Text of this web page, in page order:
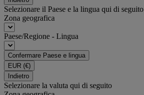
Selezionare il Paese e la lingua qui di seguito
Zona geografica
Paese/Regione - Lingua
Confermare Paese e lingua
EUR (€)
Indietro
Selezionare la valuta qui di seguito